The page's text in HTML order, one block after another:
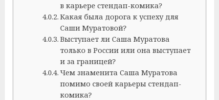
в карьере стендап-комика?
Какая была дорога к успеху для
Саши Муратовой?
Выступает ли Саша Муратова
только в России или она выступает
и за границей?
Чем знаменита Саша Муратова
помимо своей карьеры стендап-
комика?